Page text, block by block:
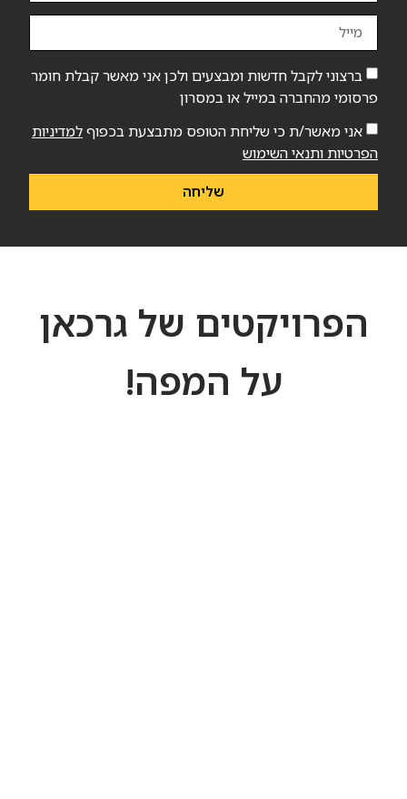
ברצוני לקבל חדשות ומבצעים ולכן אני מאשר קבלת חומר
פרסומי מהחברה במייל או במסרון
אני מאשר/ת כי שליחת הטופס מתבצעת בכפוףלמדיניות
הפרטיות ותנאי השימוש
שליחה
הפרויקטים של גרכאן
על המפה!